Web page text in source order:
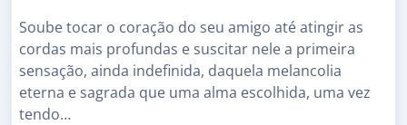
Soube tocar o coração do seu amigo até atingir as
cordas mais profundas e suscitar nele a primeira
sensação, ainda indefinida, daquela melancolia
eterna e sagrada que uma alma escolhida, uma vez
tendo…